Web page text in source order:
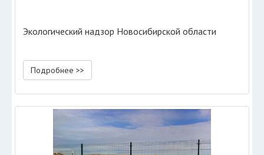
Экологический надзор Новосибирской области
Подробнее >>